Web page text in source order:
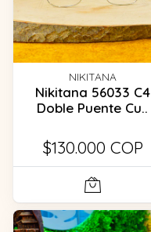
NIKITANA
Nikitana 56033 C4
Doble Puente Cu..
$130.000 COP